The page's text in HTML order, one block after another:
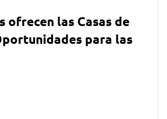
ofrecen las Casas de
para las